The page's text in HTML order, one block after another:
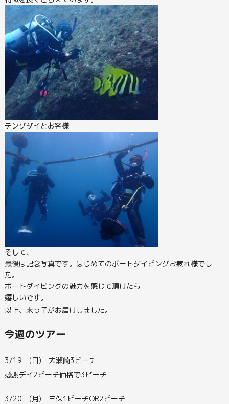
テングダイとお客様
そして、
最後は記念写真です。はじめてのボートダイビングお疲れ様でし
た。
ボートダイビングの魅力を感じて頂けたら
嬉しいです。
以上、末っ子がお届けしました。
今週のツアー
3/19 (日) 大瀬崎3ビーチ
感謝デイ2ビーチ価格で3ビーチ
3/20 (月) 三保1ビーチOR2ビーチ